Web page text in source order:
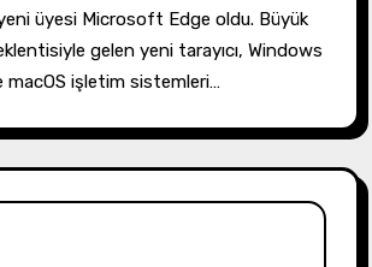
yeni üyesi Microsoft Edge oldu. Büyük
gelen yeni tarayıcı, Windows
macOS işletim sistemleri…